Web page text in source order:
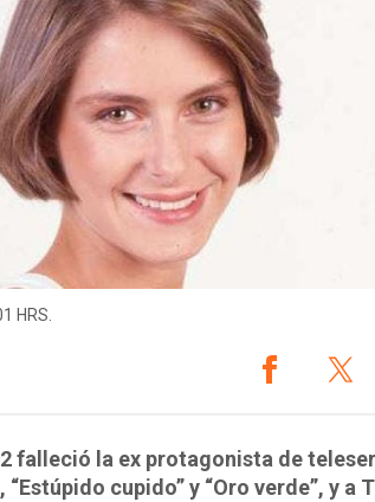
HRS.
falleció la ex protagonista de
cupido” y “Oro verde”, y a